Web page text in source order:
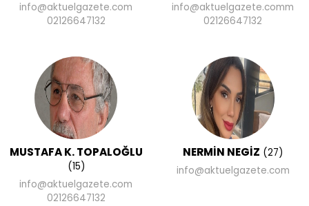
info@aktuelgazete.com
02126647132
info@aktuelgazete.comm
02126647132
MUSTAFA K. TOPALOĞLU
(15)
info@aktuelgazete.com
02126647132
NERMİN NEGİZ (27)
info@aktuelgazete.com